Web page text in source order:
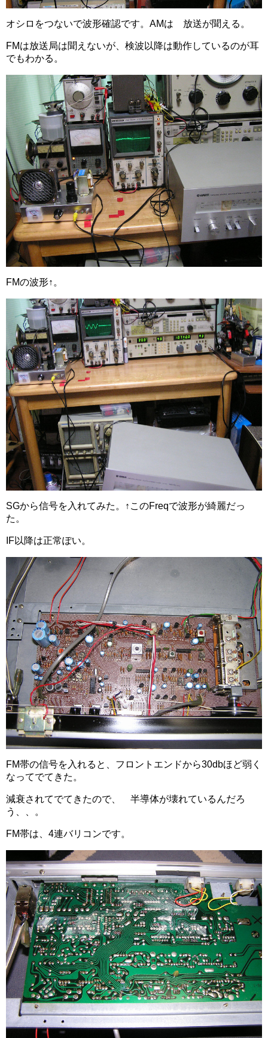
オシロをつないで波形確認です。AMは 放送が聞える。
FMは放送局は聞えないが、検波以降は動作しているのが耳
でもわかる。
FMの波形↑。
SGから信号を入れてみた。↑このFreqで波形が綺麗だっ
た。
IF以降は正常ぽい。
FM帯の信号を入れると、フロントエンドから30dbほど弱く
なってでてきた。
減衰されてでてきたので、 半導体が壊れているんだろ
う、、。
FM帯は、4連バリコンです。